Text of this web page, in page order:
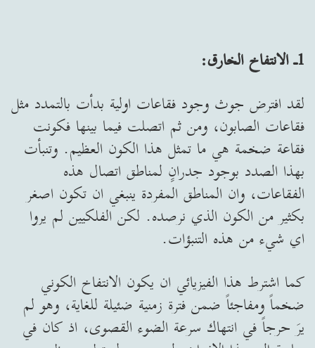
1ـ الانتفاخ الخارق:
لقد افترض جوث وجود فقاعات اولية بدأت بالتمدد مثل
فقاعات الصابون، ومن ثم اتصلت فيما بينها فكونت
فقاعة ضخمة هي ما تمثل هذا الكون العظيم. وتنبأت
بهذا الصدد بوجود جدرانٍ لمناطق اتصال هذه
الفقاعات، وان المناطق المفردة ينبغي ان تكون اصغر
بكثير من الكون الذي نرصده. لكن الفلكيين لم يروا
اي شيء من هذه التنبؤات.
كما اشترط هذا الفيزيائي ان يكون الانتفاخ الكوني
ضخماً ومفاجئاً ضمن فترة زمنية ضئيلة للغاية، وهو لم
يرَ حرجاً في انتهاك سرعة الضوء القصوى، اذ كان في